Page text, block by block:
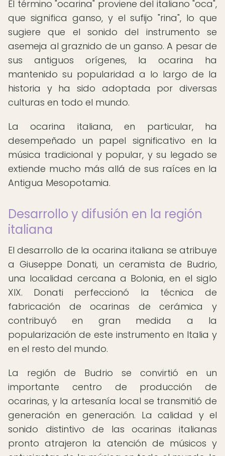
El término "ocarina" proviene del italiano "oca",
que significa ganso, y el sufijo "rina", lo que
sugiere que el sonido del instrumento se
asemeja al graznido de un ganso. A pesar de
sus antiguos orígenes, la ocarina ha
mantenido su popularidad a lo largo de la
historia y ha sido adoptada por diversas
culturas en todo el mundo.
La ocarina italiana, en particular, ha
desempeñado un papel significativo en la
música tradicional y popular, y su legado se
extiende mucho más allá de sus raíces en la
Antigua Mesopotamia.
Desarrollo y difusión en la región
italiana
El desarrollo de la ocarina italiana se atribuye
a Giuseppe Donati, un ceramista de Budrio,
una localidad cercana a Bolonia, en el siglo
XIX. Donati perfeccionó la técnica de
fabricación de ocarinas de cerámica y
contribuyó en gran medida a la
popularización de este instrumento en Italia y
en el resto del mundo.
La región de Budrio se convirtió en un
importante centro de producción de
ocarinas, y la artesanía local se transmitió de
generación en generación. La calidad y el
sonido distintivo de las ocarinas italianas
pronto atrajeron la atención de músicos y